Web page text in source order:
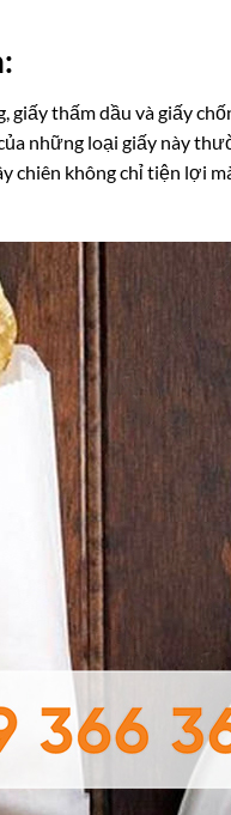
giấy thấm dầu và giấy
những loại giấy này
chiên không chỉ tiện lợi